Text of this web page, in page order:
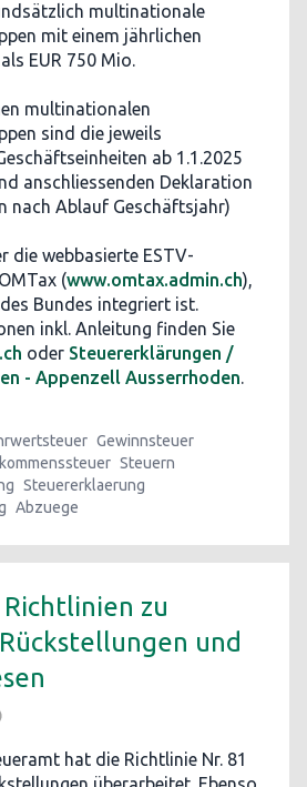
multinationale
mit einem jährlichen
EUR 750 Mio.
multinationalen
sind die jeweils
ab 1.1.2025
anschliessenden Deklaration
nach Ablauf Geschäftsjahr)
die webbasierte ESTV-
(www.omtax.admin.ch),
Bundes integriert ist.
inkl. Anleitung finden Sie
oder Steuererklärungen /
- Appenzell Ausserrhoden.
Gewinnsteuer
Steuern
Steuererklaerung
Abzuege
zu
und
hat die Richtlinie Nr. 81